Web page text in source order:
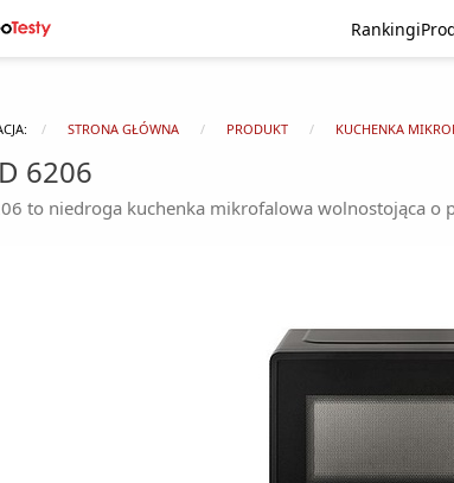
Rankingi
STRONA GŁÓWNA PRODUKT KUCHENKA
6206
to niedroga kuchenka mikrofalowa wolnostojąca o